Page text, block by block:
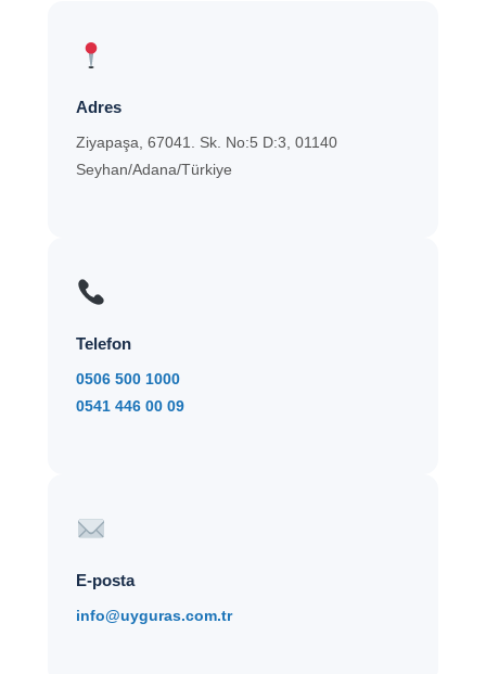
Adres
Ziyapaşa, 67041. Sk. No:5 D:3, 01140
Seyhan/Adana/Türkiye
Telefon
0506 500 1000
0541 446 00 09
E-posta
info@uyguras.com.tr